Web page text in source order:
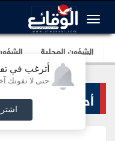
أترغب في
حتى لا تفوتك
الشؤون المحلية
أحداث بالفيديو